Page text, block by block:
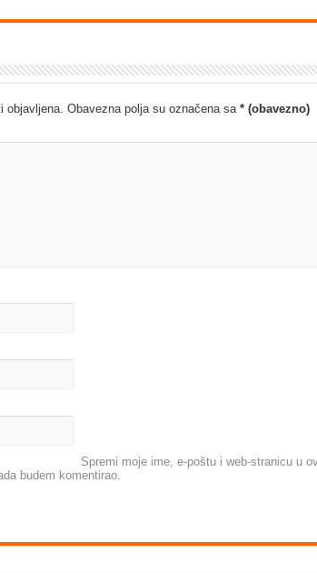
objavljena. Obavezna polja su označena sa * (obavezno)
Spremi moje ime, e-poštu i web-stranicu u
budem komentirao.